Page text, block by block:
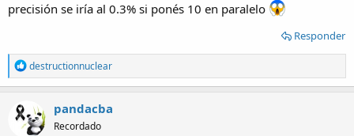
precisión se iría al 0.3% si ponés 10 en paralelo
Responder
R
e
a
t
i
destructionnuclear
pandacba
Recordado